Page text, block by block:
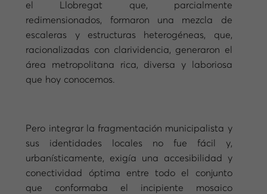
el Llobregat que, parcialmente
redimensionados, formaron una mezcla de
escaleras y estructuras heterogéneas, que,
racionalizadas con clarividencia, generaron el
área metropolitana rica, diversa y laboriosa
que hoy conocemos.
Pero integrar la fragmentación municipalista y
sus identidades locales no fue fácil y,
urbanísticamente, exigía una accesibilidad y
conectividad óptima entre todo el conjunto
que conformaba el incipiente mosaico